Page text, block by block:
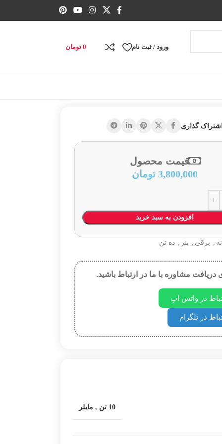
ورود / ثبت نام 0 تومان
گذاری
قیمت محصول
3,800,000 تومان
افزودن به سبد خرید
, برقی , بنز , ده تن
دریافت مشاوره با ما در ارتباط باشید.
در واتس اپ
در تلگرام
10 تن , مایلر